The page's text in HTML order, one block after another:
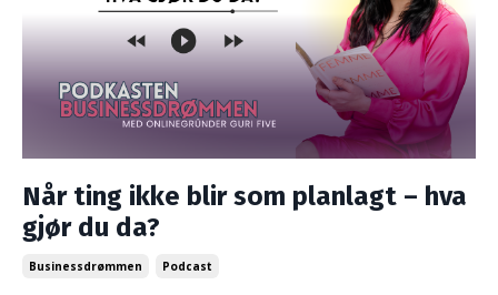
Når ting ikke blir som planlagt – hva
gjør du da?
Businessdrømmen Podcast